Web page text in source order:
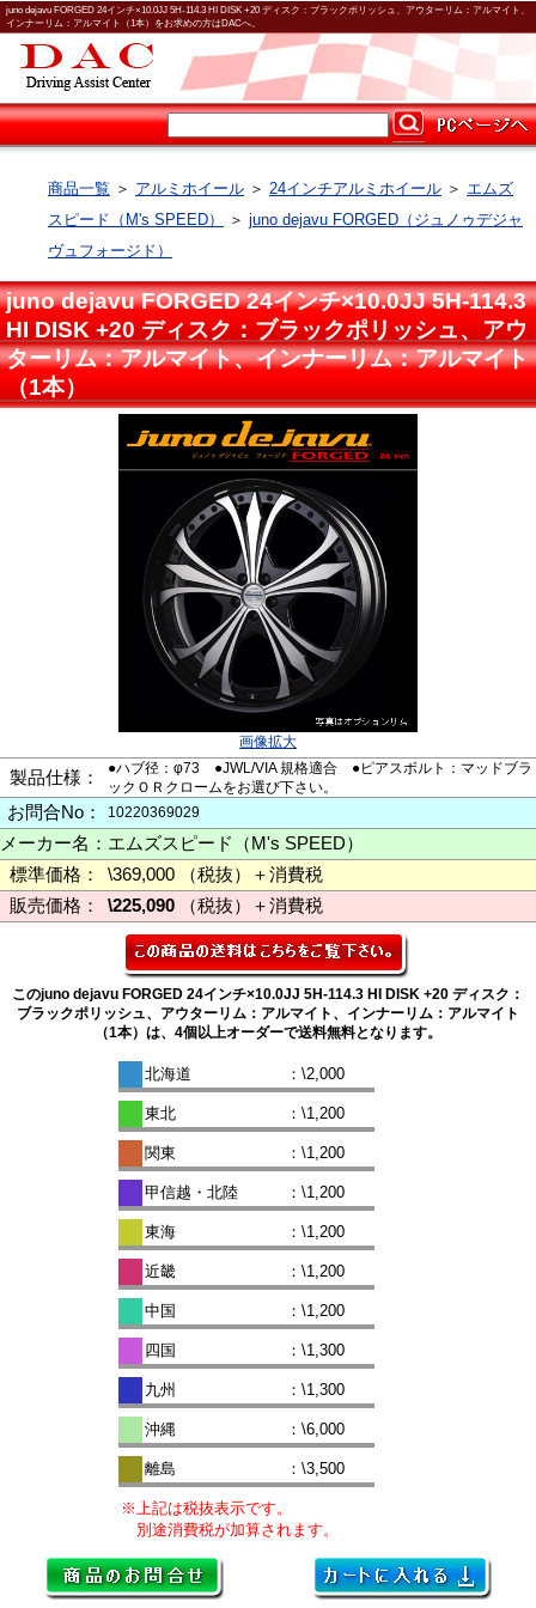
juno dejavu FORGED 24インチ×10.0JJ 5H-114.3 HI DISK +20 ディスク：ブラックポリッシュ、アウターリム：アルマイト、
インナーリム：アルマイト（1本）をお求めの方はDACへ。
商品一覧 ＞ アルミホイール ＞ 24インチアルミホイール ＞ エムズ
スピード（M's SPEED）
＞ juno dejavu FORGED（ジュノゥデジャ
ヴュフォージド）
juno dejavu FORGED 24インチ×10.0JJ 5H-114.3
HI DISK +20 ディスク：ブラックポリッシュ、アウ
ターリム：アルマイト、インナーリム：アルマイト
（1本）
画像拡大
製品仕様：
●ハブ径：φ73 ●JWL/VIA 規格適合 ●ピアスボルト：マッドブラ
ックＯＲクロームをお選び下さい。
お問合No： 10220369029
メーカー名： エムズスピード（M's SPEED）
標準価格：
\369,000 （税抜）＋消費税
販売価格：
\225,090 （税抜）＋消費税
このjuno dejavu FORGED 24インチ×10.0JJ 5H-114.3 HI DISK +20 ディスク：
ブラックポリッシュ、アウターリム：アルマイト、インナーリム：アルマイト
（1本）は、4個以上オーダーで送料無料となります。
北海道 ：\2,000
東北 ：\1,200
関東 ：\1,200
甲信越・北陸 ：\1,200
東海 ：\1,200
近畿 ：\1,200
中国 ：\1,200
四国 ：\1,300
九州 ：\1,300
沖縄 ：\6,000
離島 ：\3,500
※上記は税抜表示です。
別途消費税が加算されます。